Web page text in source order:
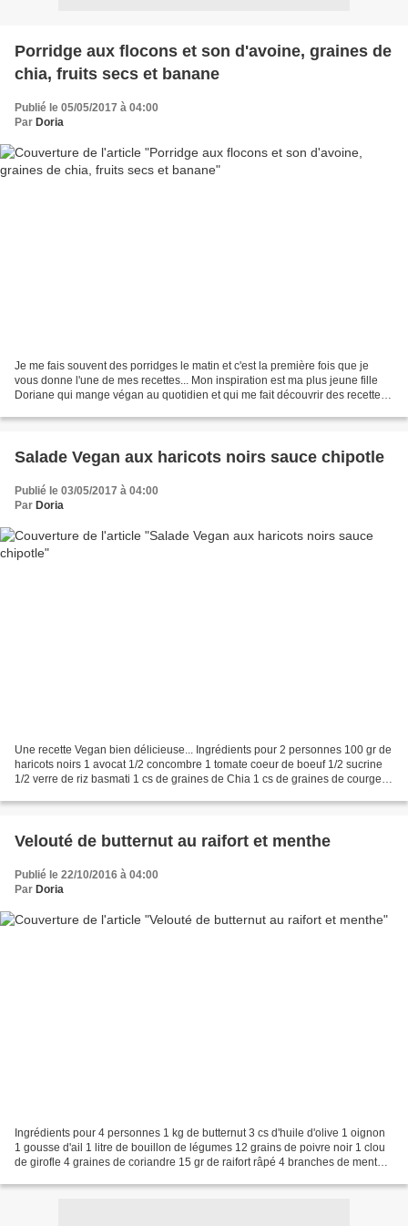
Porridge aux flocons et son d'avoine, graines de
chia, fruits secs et banane
Publié le 05/05/2017 à 04:00
Par Doria
Je me fais souvent des porridges le matin et c'est la première fois que je
vous donne l'une de mes recettes... Mon inspiration est ma plus jeune fille
Doriane qui mange végan au quotidien et qui me fait découvrir des recettes
Salade Vegan aux haricots noirs sauce chipotle
Publié le 03/05/2017 à 04:00
Par Doria
Une recette Vegan bien délicieuse... Ingrédients pour 2 personnes 100 gr de
haricots noirs 1 avocat 1/2 concombre 1 tomate coeur de boeuf 1/2 sucrine
1/2 verre de riz basmati 1 cs de graines de Chia 1 cs de graines de courge 3
Velouté de butternut au raifort et menthe
Publié le 22/10/2016 à 04:00
Par Doria
Ingrédients pour 4 personnes 1 kg de butternut 3 cs d'huile d'olive 1 oignon
1 gousse d'ail 1 litre de bouillon de légumes 12 grains de poivre noir 1 clou
de girofle 4 graines de coriandre 15 gr de raifort râpé 4 branches de menthe